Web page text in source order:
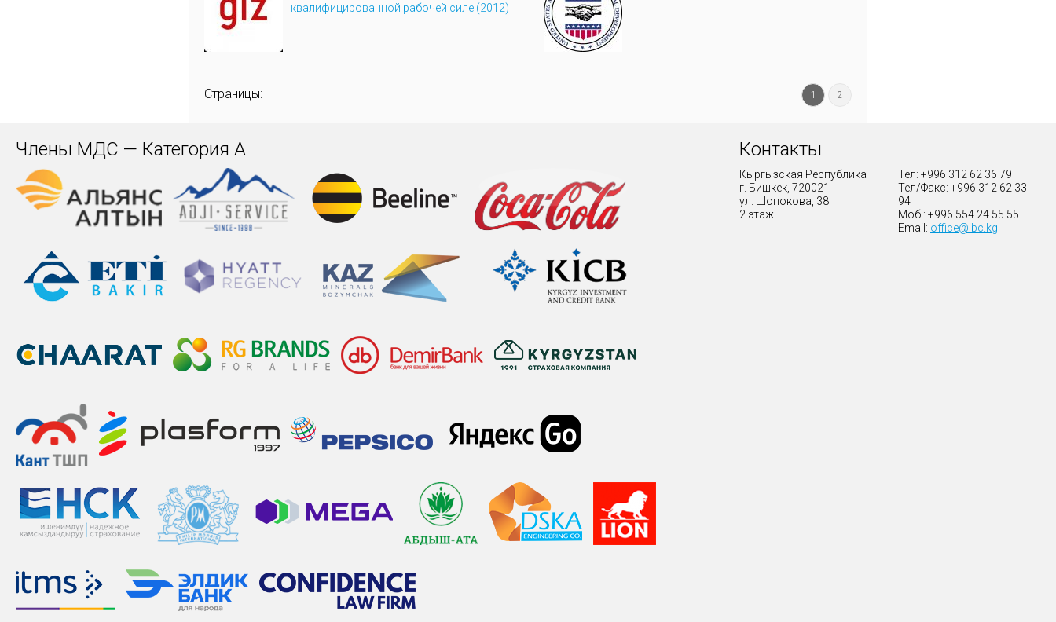
квалифицированной рабочей силе (2012)
Страницы: 1 2
Члены МДС — Категория А Контакты
Кыргызская Республика
г. Бишкек, 720021
ул. Шопокова, 38
2 этаж
Тел: +996 312 62 36 79
Тел/Факс: +996 312 62 33
94
Моб.: +996 554 24 55 55
Email: office@ibc.kg